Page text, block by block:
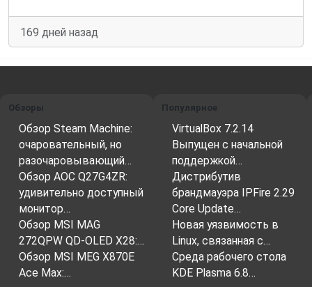
169 дней назад
Обзоры
Обзор Steam Machine:
очаровательный, но
разочаровывающий…
Обзор AOC Q27G4ZR:
удивительно доступный
монитор…
Обзор MSI MAG
272QPW QD-OLED X28:…
Обзор MSI MEG X870E
Ace Max:…
Популярное
VirtualBox 7.2.14
Выпущен с начальной
поддержкой…
Дистрибутив
брандмауэра IPFire 2.29
Core Update…
Новая уязвимость в
Linux, связанная с…
Среда рабочего стола
KDE Plasma 6.8…